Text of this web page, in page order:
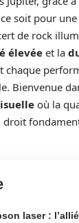
soit pour
de rock
élevée et la
Bienvenue
où la
droit
laser :